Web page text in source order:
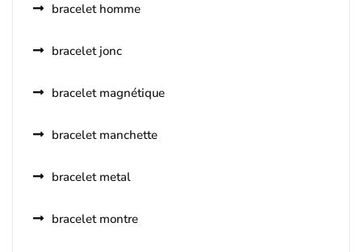
bracelet homme
bracelet jonc
bracelet magnétique
bracelet manchette
bracelet metal
bracelet montre